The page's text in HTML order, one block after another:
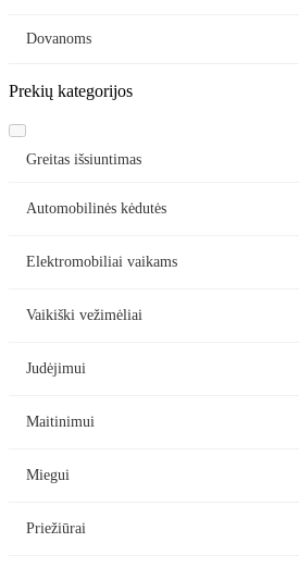
Dovanoms
Prekių kategorijos
Greitas išsiuntimas
Automobilinės kėdutės
Elektromobiliai vaikams
Vaikiški vežimėliai
Judėjimui
Maitinimui
Miegui
Priežiūrai